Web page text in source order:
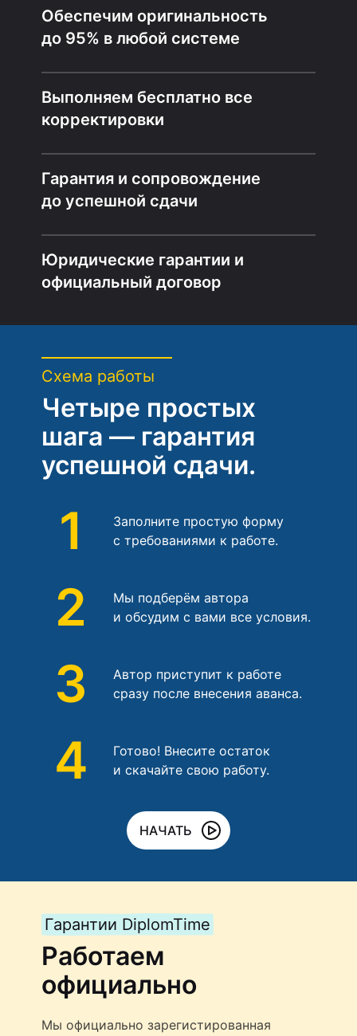
Обеспечим оригинальность
до 95% в любой системе
Выполняем бесплатно все
корректировки
Гарантия и сопровождение
до успешной сдачи
Юридические гарантии и
официальный договор
Схема работы
Четыре простых
шага — гарантия
успешной сдачи.
1
Заполните простую форму
с требованиями к работе.
2
Мы подберём автора
и обсудим с вами все условия.
3
Автор приступит к работе
сразу после внесения аванса.
4
Готово! Внесите остаток
и скачайте свою работу.
НАЧАТЬ
Гарантии DiplomTime
Работаем
официально
Мы официально зарегистированная